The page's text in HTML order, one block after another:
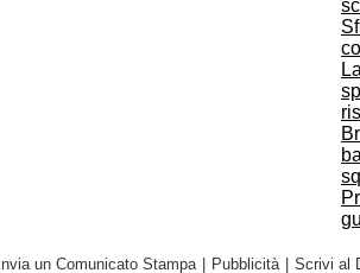
Invia un Comunicato Stampa Pubblicità Scrivi al